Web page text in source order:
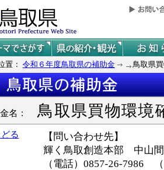
置： 令和６年度鳥取県の補助金 鳥取県
名： 鳥取県買物環境
どる
【問い合わせ先】
輝く鳥取創造本部 中山
（電話）0857-26-7986